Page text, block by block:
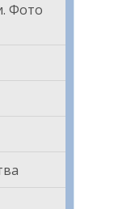
Фото